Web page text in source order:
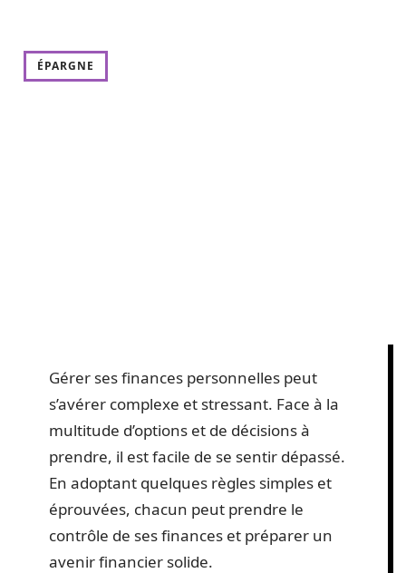
ÉPARGNE
Gérer ses finances personnelles peut
s’avérer complexe et stressant. Face à la
multitude d’options et de décisions à
prendre, il est facile de se sentir dépassé.
En adoptant quelques règles simples et
éprouvées, chacun peut prendre le
contrôle de ses finances et préparer un
avenir financier solide.